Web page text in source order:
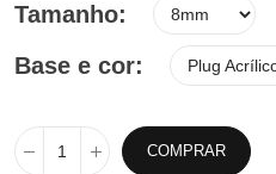
Tamanho
Base e cor
COMPRAR